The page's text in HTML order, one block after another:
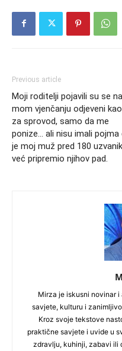
Previous article
Moji roditelji pojavili su se na
mom vjenčanju odjeveni kao
za sprovod, samo da me
ponize… ali nisu imali pojma
je moj muž pred 180
već pripremio njihov pad.
Mirza je iskusni novinar
savjete, kulturu i
Kroz svoje tekstove
praktične savjete i uvide u
zdravlju, kuhinji, zabavi ili